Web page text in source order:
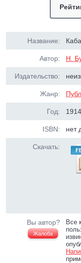
Название:
Автор: Н.
Издательство:
Жанр:
Год: 1914
ISBN: нет
Скачать:
Вы автор?
Жалоба
Все